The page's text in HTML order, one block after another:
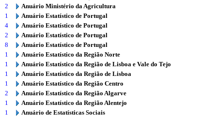
2
Anuário Ministério da Agricultura
1
Anuário Estatístico de Portugal
4
Anuário Estatístico de Portugal
2
Anuário Estatístico de Portugal
8
Anuário Estatístico de Portugal
1
Anuário Estatístico da Região Norte
1
Anuário Estatístico da Região de Lisboa e Vale do Tejo
1
Anuário Estatístico da Região de Lisboa
1
Anuário Estatístico da Região Centro
2
Anuário Estatístico da Região Algarve
1
Anuário Estatístico da Região Alentejo
1
Anuário de Estatísticas Sociais